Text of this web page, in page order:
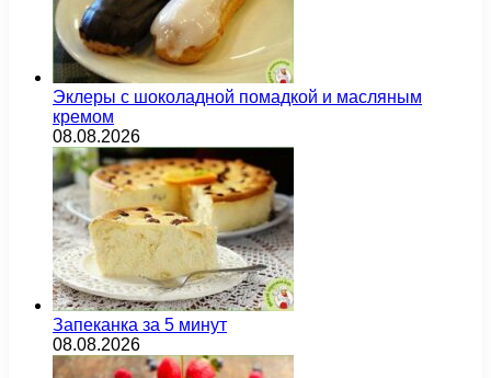
Эклеры с шоколадной помадкой и масляным
кремом
08.08.2026
Запеканка за 5 минут
08.08.2026